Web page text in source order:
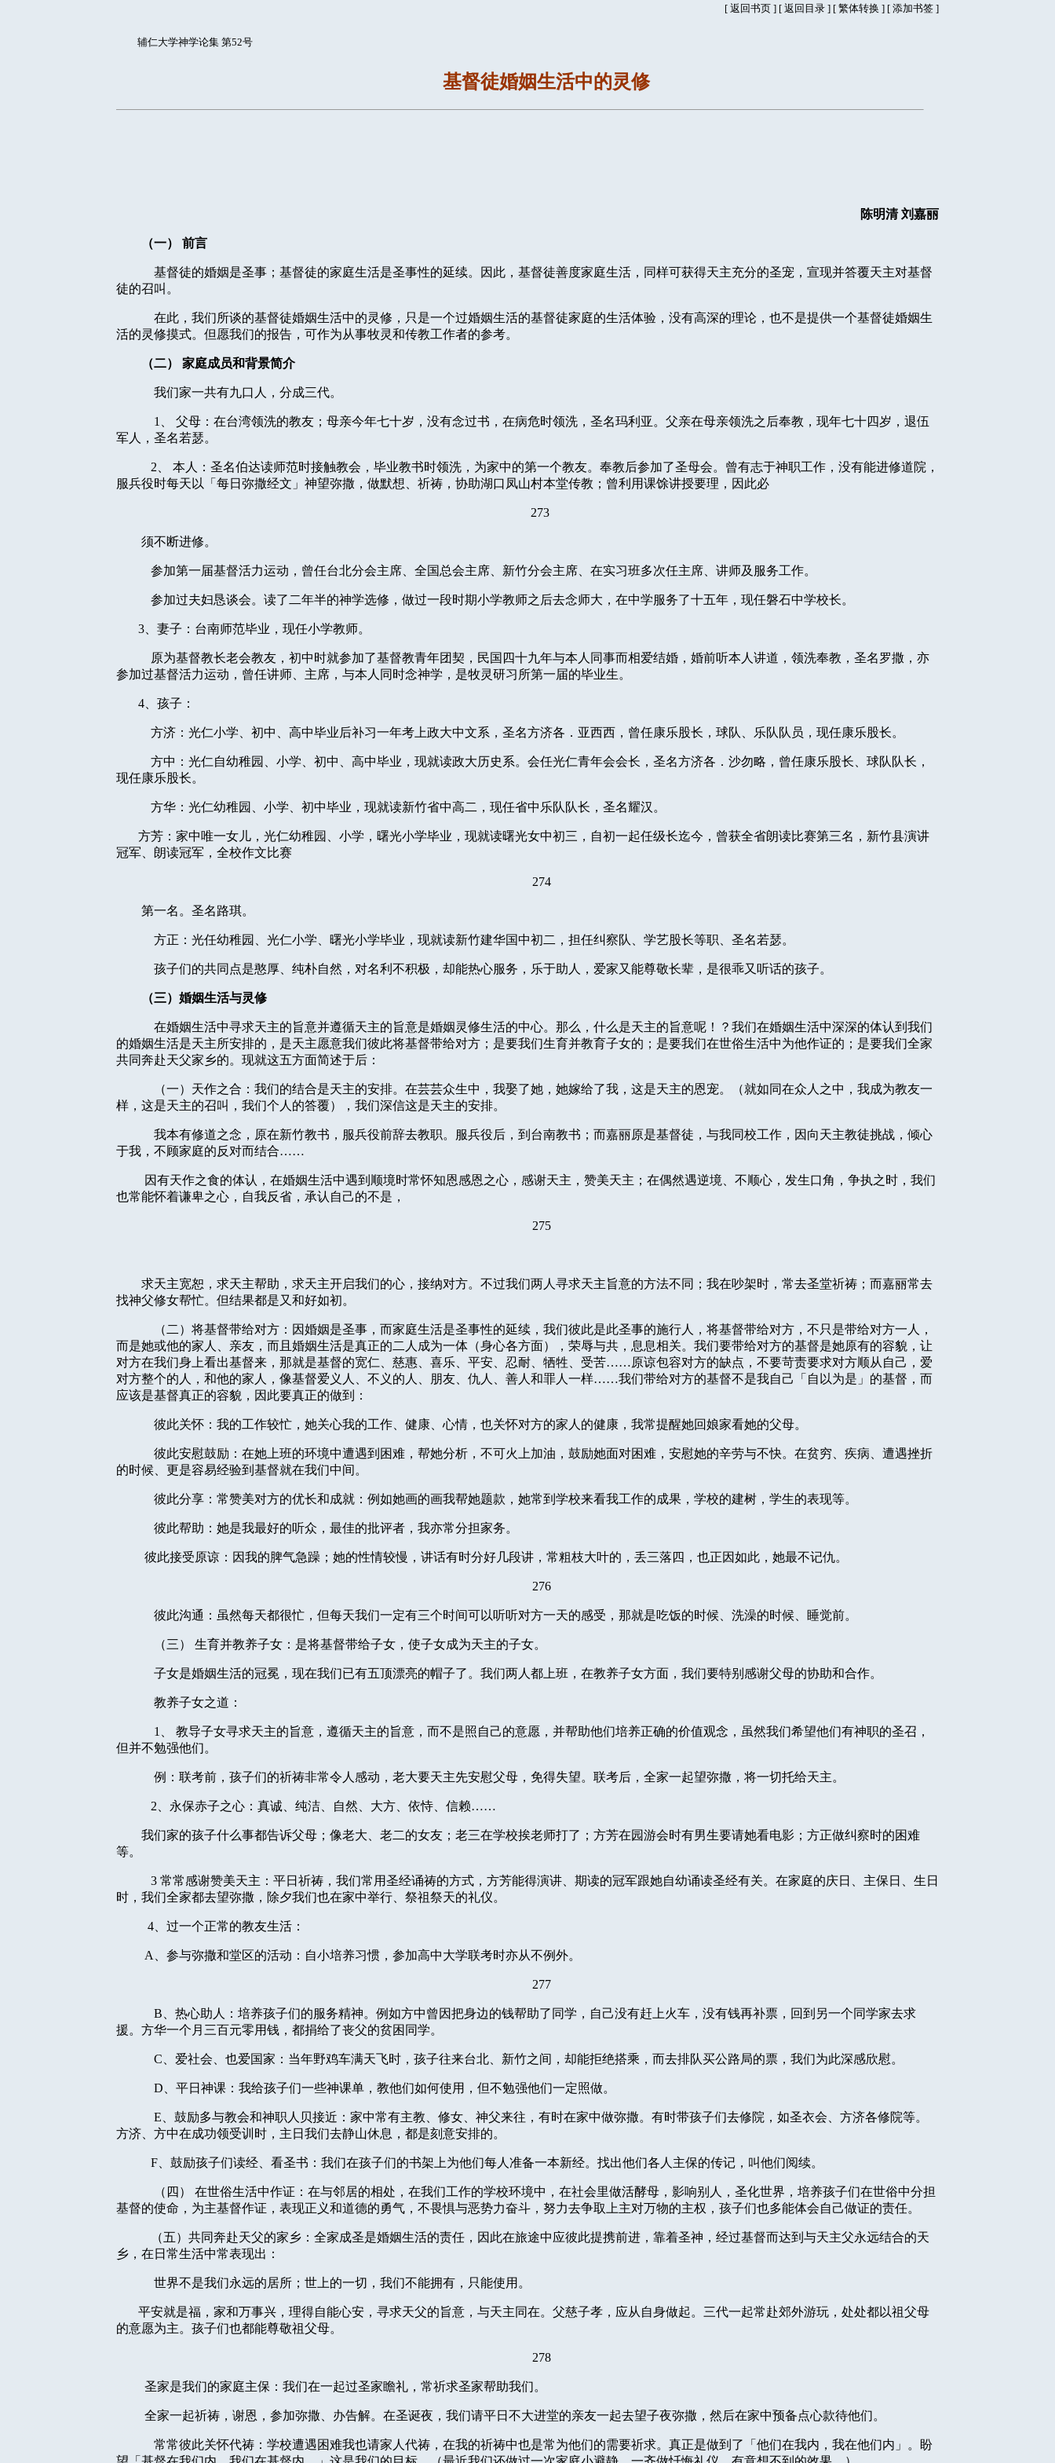
[ 返回书页 ] [ 返回目录 ] [ 繁体转换 ] [ 添加书签 ]
辅仁大学神学论集 第52号
基督徒婚姻生活中的灵修
陈明清 刘嘉丽
（一） 前言
基督徒的婚姻是圣事；基督徒的家庭生活是圣事性的延续。因此，基督徒善度家庭生活，同样可获得天主充分的圣宠，宣现并答覆天主对基督
徒的召叫。
在此，我们所谈的基督徒婚姻生活中的灵修，只是一个过婚姻生活的基督徒家庭的生活体验，没有高深的理论，也不是提供一个基督徒婚姻生
活的灵修摸式。但愿我们的报告，可作为从事牧灵和传教工作者的参考。
（二） 家庭成员和背景简介
我们家一共有九口人，分成三代。
1
父母：在台湾领洗的教友；母亲今年七十岁，没有念过书，在病危时领洗，圣名玛利亚。父亲在母亲领洗之后奉教，现年七十四岁，退伍
军人，圣名若瑟。
2
本人：圣名伯达读师范时接触教会，毕业教书时领洗，为家中的第一个教友。奉教后参加了圣母会。曾有志于神职工作，没有能进修道院，
服兵役时每天以「每日弥撒经文」神望弥撒，做默想、祈祷，协助湖口凤山村本堂传教；曾利用课馀讲授要理，因此必
273
须不断进修。
参加第一届基督活力运动，曾任台北分会主席、全国总会主席、新竹分会主席、在实习班多次任主席、讲师及服务工作。
参加过夫妇恳谈会。读了二年半的神学选修，做过一段时期小学教师之后去念师大，在中学服务了十五年，现任磐石中学校长。
3 、妻子：台南师范毕业，现任小学教师。
原为基督教长老会教友，初中时就参加了基督教青年团契，民国四十九年与本人同事而相爱结婚，婚前听本人讲道，领洗奉教，圣名罗撒，亦
参加过基督活力运动，曾任讲师、主席，与本人同时念神学，是牧灵研习所第一届的毕业生。
4 、孩子：
方济：光仁小学、初中、高中毕业后补习一年考上政大中文系，圣名方济各．亚西西，曾任康乐股长，球队、乐队队员，现任康乐股长。
方中：光仁自幼稚园、小学、初中、高中毕业，现就读政大历史系。会任光仁青年会会长，圣名方济各．沙勿略，曾任康乐股长、球队队长，
现任康乐股长。
方华：光仁幼稚园、小学、初中毕业，现就读新竹省中高二，现任省中乐队队长，圣名耀汉。
方芳：家中唯一女儿，光仁幼稚园、小学，曙光小学毕业，现就读曙光女中初三，自初一起任级长迄今，曾获全省朗读比赛第三名，新竹县演讲
冠军、朗读冠军，全校作文比赛
274
第一名。圣名路琪。
方正：光任幼稚园、光仁小学、曙光小学毕业，现就读新竹建华国中初二，担任纠察队、学艺股长等职、圣名若瑟。
孩子们的共同点是憨厚、纯朴自然，对名利不积极，却能热心服务，乐于助人，爱家又能尊敬长辈，是很乖又听话的孩子。
（三）婚姻生活与灵修
在婚姻生活中寻求天主的旨意并遵循天主的旨意是婚姻灵修生活的中心。那么，什么是天主的旨意呢！？我们在婚姻生活中深深的体认到我们
的婚姻生活是天主所安排的，是天主愿意我们彼此将基督带给对方；是要我们生育并教育子女的；是要我们在世俗生活中为他作证的；是要我们全家
共同奔赴天父家乡的。现就这五方面简述于后：
（一）天作之合：我们的结合是天主的安排。在芸芸众生中，我娶了她，她嫁给了我，这是天主的恩宠。（就如同在众人之中，我成为教友一
样，这是天主的召叫，我们个人的答覆），我们深信这是天主的安排。
我本有修道之念，原在新竹教书，服兵役前辞去教职。服兵役后，到台南教书；而嘉丽原是基督徒，与我同校工作，因向天主教徒挑战，倾心
于我，不顾家庭的反对而结合……
因有天作之食的体认，在婚姻生活中遇到顺境时常怀知恩感恩之心，感谢天主，赞美天主；在偶然遇逆境、不顺心，发生口角，争执之时，我们
也常能怀着谦卑之心，自我反省，承认自己的不是，
275
求天主宽恕，求天主帮助，求天主开启我们的心，接纳对方。不过我们两人寻求天主旨意的方法不同；我在吵架时，常去圣堂祈祷；而嘉丽常去
找神父修女帮忙。但结果都是又和好如初。
（二）将基督带给对方：因婚姻是圣事，而家庭生活是圣事性的延续，我们彼此是此圣事的施行人，将基督带给对方，不只是带给对方一人，
而是她或他的家人、亲友，而且婚姻生活是真正的二人成为一体（身心各方面），荣辱与共，息息相关。我们要带给对方的基督是她原有的容貌，让
对方在我们身上看出基督来，那就是基督的宽仁、慈惠、喜乐、平安、忍耐、牺牲、受苦……原谅包容对方的缺点，不要苛责要求对方顺从自己，爱
对方整个的人，和他的家人，像基督爱义人、不义的人、朋友、仇人、善人和罪人一样……我们带给对方的基督不是我自己「自以为是」的基督，而
应该是基督真正的容貌，因此要真正的做到：
彼此关怀：我的工作较忙，她关心我的工作、健康、心情，也关怀对方的家人的健康，我常提醒她回娘家看她的父母。
彼此安慰鼓励：在她上班的环境中遭遇到困难，帮她分析，不可火上加油，鼓励她面对困难，安慰她的辛劳与不快。在贫穷、疾病、遭遇挫折
的时候、更是容易经验到基督就在我们中间。
彼此分享：常赞美对方的优长和成就：例如她画的画我帮她题款，她常到学校来看我工作的成果，学校的建树，学生的表现等。
彼此帮助：她是我最好的听众，最佳的批评者，我亦常分担家务。
彼此接受原谅：因我的脾气急躁；她的性情较慢，讲话有时分好几段讲，常粗枝大叶的，丢三落四，也正因如此，她最不记仇。
276
彼此沟通：虽然每天都很忙，但每天我们一定有三个时间可以听听对方一天的感受，那就是吃饭的时候、洗澡的时候、睡觉前。
（三） 生育并教养子女：是将基督带给子女，使子女成为天主的子女。
子女是婚姻生活的冠冕，现在我们已有五顶漂亮的帽子了。我们两人都上班，在教养子女方面，我们要特别感谢父母的协助和合作。
教养子女之道：
1
教导子女寻求天主的旨意，遵循天主的旨意，而不是照自己的意愿，并帮助他们培养正确的价值观念，虽然我们希望他们有神职的圣召，
但并不勉强他们。
例：联考前，孩子们的祈祷非常令人感动，老大要天主先安慰父母，免得失望。联考后，全家一起望弥撒，将一切托给天主。
2 、永保赤子之心：真诚、纯洁、自然、大方、依恃、信赖……
我们家的孩子什么事都告诉父母；像老大、老二的女友；老三在学校挨老师打了；方芳在园游会时有男生要请她看电影；方正做纠察时的困难
等。
3 常常感谢赞美天主：平日祈祷，我们常用圣经诵祷的方式，方芳能得演讲、期读的冠军跟她自幼诵读圣经有关。在家庭的庆日、主保日、生日
时，我们全家都去望弥撒，除夕我们也在家中举行、祭祖祭天的礼仪。
4 、过一个正常的教友生活：
A 、参与弥撒和堂区的活动：自小培养习惯，参加高中大学联考时亦从不例外。
277
B 、热心助人：培养孩子们的服务精神。例如方中曾因把身边的钱帮助了同学，自己没有赶上火车，没有钱再补票，回到另一个同学家去求
援。方华一个月三百元零用钱，都捐给了丧父的贫困同学。
C 、爱社会、也爱国家：当年野鸡车满天飞时，孩子往来台北、新竹之间，却能拒绝搭乘，而去排队买公路局的票，我们为此深感欣慰。
D 、平日神课：我给孩子们一些神课单，教他们如何使用，但不勉强他们一定照做。
E 、鼓励多与教会和神职人贝接近：家中常有主教、修女、神父来往，有时在家中做弥撒。有时带孩子们去修院，如圣衣会、方济各修院等。
方济、方中在成功领受训时，主日我们去静山休息，都是刻意安排的。
F 、鼓励孩子们读经、看圣书：我们在孩子们的书架上为他们每人准备一本新经。找出他们各人主保的传记，叫他们阅续。
（四）
在世俗生活中作证：在与邻居的相处，在我们工作的学校环境中，在社会里做活酵母，影响别人，圣化世界，培养孩子们在世俗中分担
基督的使命，为主基督作证，表现正义和道德的勇气，不畏惧与恶势力奋斗，努力去争取上主对万物的主权，孩子们也多能体会自己做证的责任。
（五）共同奔赴天父的家乡：全家成圣是婚姻生活的责任，因此在旅途中应彼此提携前进，靠着圣神，经过基督而达到与天主父永远结合的天
乡，在日常生活中常表现出：
世界不是我们永远的居所；世上的一切，我们不能拥有，只能使用。
平安就是福，家和万事兴，理得自能心安，寻求天父的旨意，与天主同在。父慈子孝，应从自身做起。三代一起常赴郊外游玩，处处都以祖父母
的意愿为主。孩子们也都能尊敬祖父母。
278
圣家是我们的家庭主保：我们在一起过圣家瞻礼，常祈求圣家帮助我们。
全家一起祈祷，谢恩，参加弥撒、办告解。在圣诞夜，我们请平日不大进堂的亲友一起去望子夜弥撒，然后在家中预备点心款待他们。
常常彼此关怀代祷：学校遭遇困难我也请家人代祷，在我的祈祷中也是常为他们的需要祈求。真正是做到了「他们在我内，我在他们内」。盼